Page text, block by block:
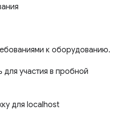
к оборудованию.
для участия в пробной
для localhost